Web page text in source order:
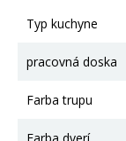
Typ kuchyne
pracovná doska
Farba trupu